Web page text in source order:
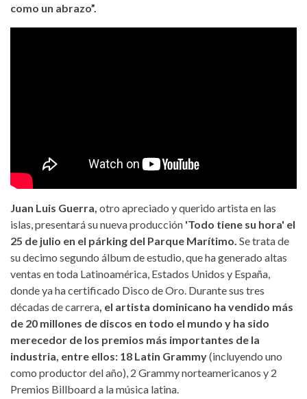
como un abrazo”.
Juan Luis Guerra, otro apreciado y querido artista en las
islas, presentará su nueva producción 'Todo tiene su hora' el
25 de julio en el párking del Parque Marítimo. Se trata de
su decimo segundo álbum de estudio, que ha generado altas
ventas en toda Latinoamérica, Estados Unidos y España,
donde ya ha certificado Disco de Oro. Durante sus tres
décadas de carrera, el artista dominicano ha vendido más
de 20 millones de discos en todo el mundo y ha sido
merecedor de los premios más importantes de la
industria, entre ellos: 18 Latin Grammy(incluyendo uno
como productor del año), 2 Grammy norteamericanos y 2
Premios Billboard a la música latina.